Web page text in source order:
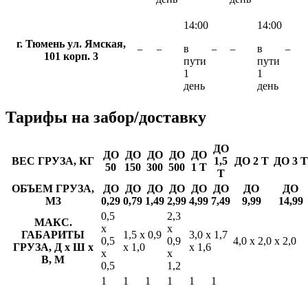
г. Тюмень ул. Ямская,
101 корп. 3
− −
14:00
в
пути
1
день
− −
14:00
в
пути
1
день
−
Тарифы на забор/доставку
ВЕС ГРУЗА, КГ
ДО
50
ДО
150
ДО
300
ДО
500
ДО
1 Т
ДО
1,5
Т
ДО 2 Т ДО 3 Т
ОБЪЕМ ГРУЗА,
М3
ДО
0,29
ДО
0,79
ДО
1,49
ДО
2,99
ДО
4,99
ДО
7,49
ДО
9,99
ДО
14,99
МАКС.
ГАБАРИТЫ
ГРУЗА, Д х Ш х
В, М
0,5
х
0,5
х
0,5
1,5 х 0,9
х 1,0
2,3
х
0,9
х
1,2
3,0 х 1,7
х 1,6
4,0 х 2,0 х 2,0
1
1
1
1
1
1